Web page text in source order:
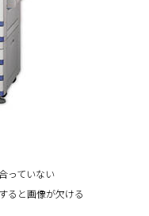
っていない
ると画像が欠ける